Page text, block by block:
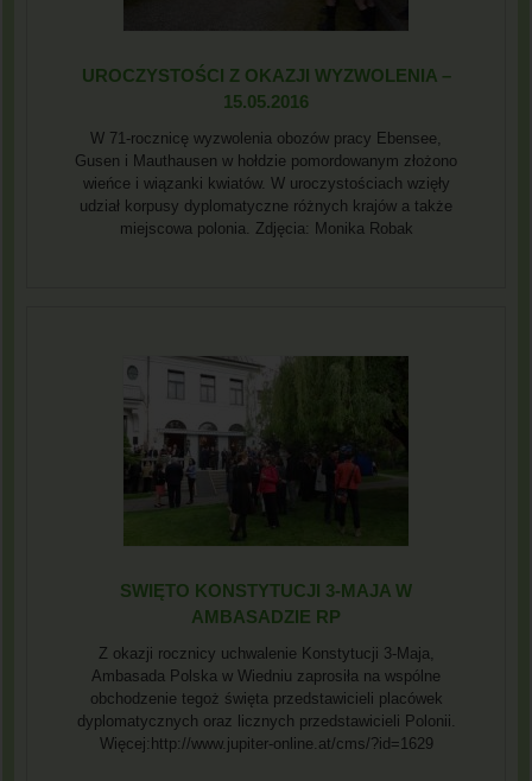
UROCZYSTOŚCI Z OKAZJI WYZWOLENIA –
15.05.2016
W 71-rocznicę wyzwolenia obozów pracy Ebensee,
Gusen i Mauthausen w hołdzie pomordowanym złożono
wieńce i wiązanki kwiatów. W uroczystościach wzięły
udział korpusy dyplomatyczne różnych krajów a także
miejscowa polonia. Zdjęcia: Monika Robak
SWIĘTO KONSTYTUCJI 3-MAJA W
AMBASADZIE RP
Z okazji rocznicy uchwalenie Konstytucji 3-Maja,
Ambasada Polska w Wiedniu zaprosiła na wspólne
obchodzenie tegoż święta przedstawicieli placówek
dyplomatycznych oraz licznych przedstawicieli Polonii.
Więcej:http://www.jupiter-online.at/cms/?id=1629